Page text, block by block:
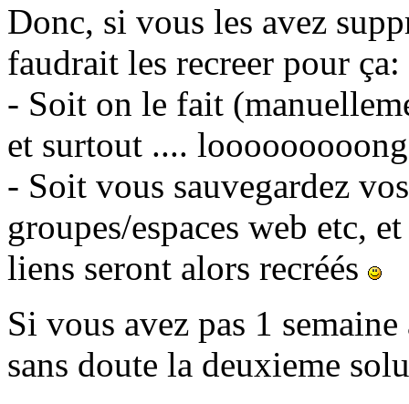
Donc, si vous les avez
faudrait les recreer pour ça:
- Soit on le fait
et surtout ....
- Soit vous sauvegardez
groupes/espaces web etc,
liens seront alors recréés
Si vous avez pas 1
sans doute la deuxieme